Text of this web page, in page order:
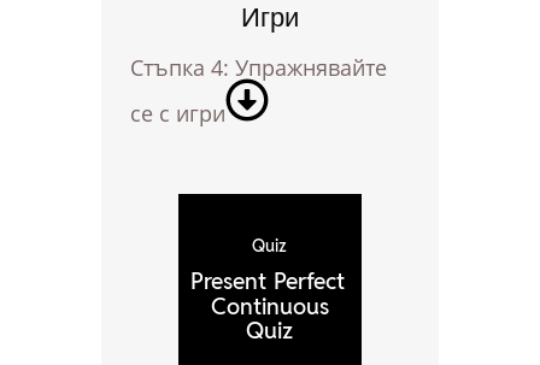
Игри
Стъпка 4: Упражнявайте
се с игри